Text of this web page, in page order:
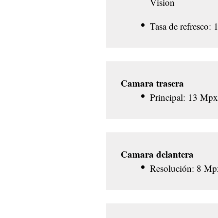
Tasa de refresco:
Camara trasera
Principal: 13
Camara delantera
Resolución: 8